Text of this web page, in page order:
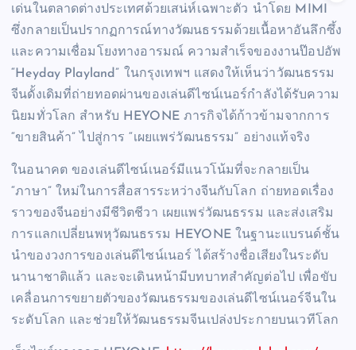
เด่นในตลาดต่างประเทศด้วยเสน่ห์เฉพาะตัว นำโดย MIMI
ซึ่งกลายเป็นปรากฏการณ์ทางวัฒนธรรมด้วยเนื้อหาอันลึกซึ้ง
และความเชื่อมโยงทางอารมณ์ ความสำเร็จของงานป๊อปอัพ
“Heyday Playland” ในกรุงเทพฯ แสดงให้เห็นว่าวัฒนธรรม
จีนดั้งเดิมที่ถ่ายทอดผ่านของเล่นดีไซน์เนอร์กำลังได้รับความ
นิยมทั่วโลก สำหรับ HEYONE ภารกิจได้ก้าวข้ามจากการ
“ขายสินค้า” ไปสู่การ “เผยแพร่วัฒนธรรม” อย่างแท้จริง
ในอนาคต ของเล่นดีไซน์เนอร์มีแนวโน้มที่จะกลายเป็น
“ภาษา” ใหม่ในการสื่อสารระหว่างจีนกับโลก ถ่ายทอดเรื่อง
ราวของจีนอย่างมีชีวิตชีวา เผยแพร่วัฒนธรรม และส่งเสริม
การแลกเปลี่ยนพหุวัฒนธรรม HEYONE ในฐานะแบรนด์ชั้น
นำของวงการของเล่นดีไซน์เนอร์ ได้สร้างชื่อเสียงในระดับ
นานาชาติแล้ว และจะเดินหน้ามีบทบาทสำคัญต่อไป เพื่อขับ
เคลื่อนการขยายตัวของวัฒนธรรมของเล่นดีไซน์เนอร์จีนใน
ระดับโลก และช่วยให้วัฒนธรรมจีนเปล่งประกายบนเวทีโลก